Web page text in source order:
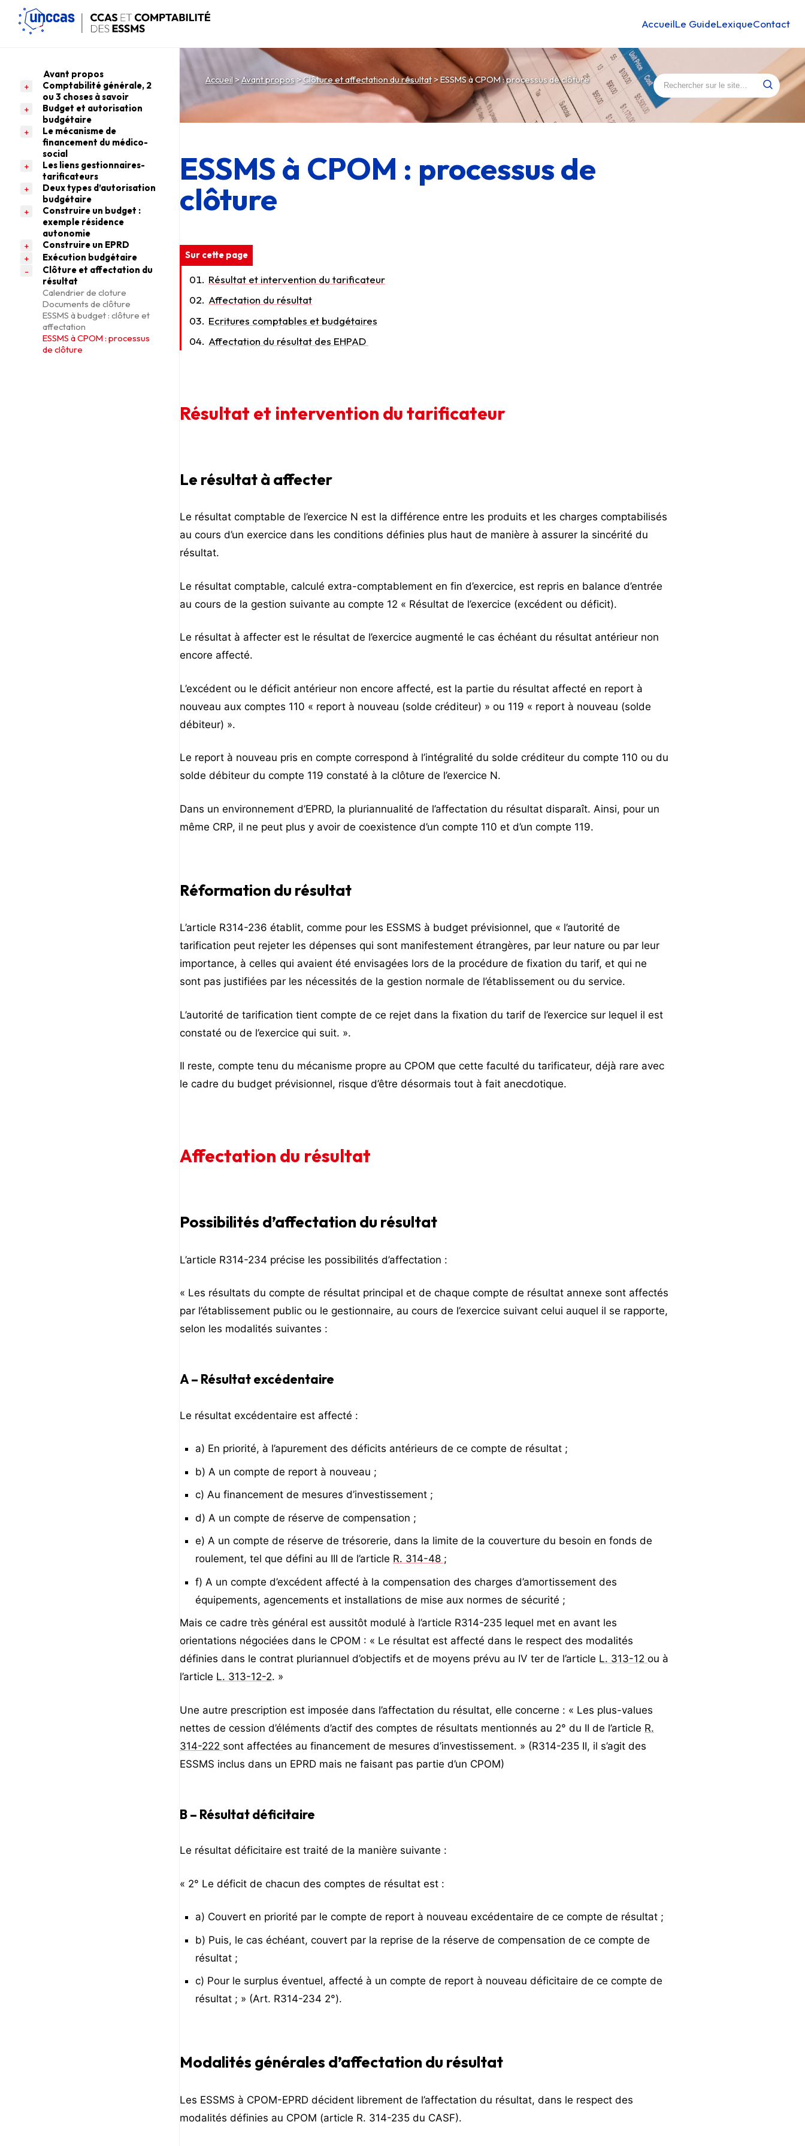
AccueilLe GuideLexiqueContact
Accueil>Avant propos>Clôture et affectation du résultat>ESSMS à CPOM : processus de clôture Rechercher :
ESSMS à CPOM : processus de
clôture
Sur cette page
Résultat et intervention du tarificateur
Affectation du résultat
Ecritures comptables et budgétaires
Affectation du résultat des EHPAD
Résultat et intervention du tarificateur
Le résultat à affecter
Le résultat comptable de l’exercice N est la différence entre les produits et les charges comptabilisés
au cours d’un exercice dans les conditions définies plus haut de manière à assurer la sincérité du
résultat.
Le résultat comptable, calculé extra-comptablement en fin d’exercice, est repris en balance d’entrée
au cours de la gestion suivante au compte 12 « Résultat de l’exercice (excédent ou déficit).
Le résultat à affecter est le résultat de l’exercice augmenté le cas échéant du résultat antérieur non
encore affecté.
L’excédent ou le déficit antérieur non encore affecté, est la partie du résultat affecté en report à
nouveau aux comptes 110 « report à nouveau (solde créditeur) » ou 119 « report à nouveau (solde
débiteur) ».
Le report à nouveau pris en compte correspond à l’intégralité du solde créditeur du compte 110 ou du
solde débiteur du compte 119 constaté à la clôture de l’exercice N.
Dans un environnement d’EPRD, la pluriannualité de l’affectation du résultat disparaît. Ainsi, pour un
même CRP, il ne peut plus y avoir de coexistence d’un compte 110 et d’un compte 119.
Réformation du résultat
L’article R314-236 établit, comme pour les ESSMS à budget prévisionnel, que « l’autorité de
tarification peut rejeter les dépenses qui sont manifestement étrangères, par leur nature ou par leur
importance, à celles qui avaient été envisagées lors de la procédure de fixation du tarif, et qui ne
sont pas justifiées par les nécessités de la gestion normale de l’établissement ou du service.
L’autorité de tarification tient compte de ce rejet dans la fixation du tarif de l’exercice sur lequel il est
constaté ou de l’exercice qui suit. ».
Il reste, compte tenu du mécanisme propre au CPOM que cette faculté du tarificateur, déjà rare avec
le cadre du budget prévisionnel, risque d’être désormais tout à fait anecdotique.
Affectation du résultat
Possibilités d’affectation du résultat
L’article R314-234 précise les possibilités d’affectation :
« Les résultats du compte de résultat principal et de chaque compte de résultat annexe sont affectés
par l’établissement public ou le gestionnaire, au cours de l’exercice suivant celui auquel il se rapporte,
selon les modalités suivantes :
A – Résultat excédentaire
Le résultat excédentaire est affecté :
a) En priorité, à l’apurement des déficits antérieurs de ce compte de résultat ;
b) A un compte de report à nouveau ;
c) Au financement de mesures d’investissement ;
d) A un compte de réserve de compensation ;
e) A un compte de réserve de trésorerie, dans la limite de la couverture du besoin en fonds de
roulement, tel que défini au III de l’article R. 314-48 ;
f) A un compte d’excédent affecté à la compensation des charges d’amortissement des
équipements, agencements et installations de mise aux normes de sécurité ;
Mais ce cadre très général est aussitôt modulé à l’article R314-235 lequel met en avant les
orientations négociées dans le CPOM : « Le résultat est affecté dans le respect des modalités
définies dans le contrat pluriannuel d’objectifs et de moyens prévu au IV ter de l’article L. 313-12 ou à
l’article L. 313-12-2. »
Une autre prescription est imposée dans l’affectation du résultat, elle concerne : « Les plus-values
nettes de cession d’éléments d’actif des comptes de résultats mentionnés au 2° du II de l’article R.
314-222 sont affectées au financement de mesures d’investissement. » (R314-235 II, il s’agit des
ESSMS inclus dans un EPRD mais ne faisant pas partie d’un CPOM)
B – Résultat déficitaire
Le résultat déficitaire est traité de la manière suivante :
« 2° Le déficit de chacun des comptes de résultat est :
a) Couvert en priorité par le compte de report à nouveau excédentaire de ce compte de résultat ;
b) Puis, le cas échéant, couvert par la reprise de la réserve de compensation de ce compte de
résultat ;
c) Pour le surplus éventuel, affecté à un compte de report à nouveau déficitaire de ce compte de
résultat ; » (Art. R314-234 2°).
Modalités générales d’affectation du résultat
Les ESSMS à CPOM-EPRD décident librement de l’affectation du résultat, dans le respect des
modalités définies au CPOM (article R. 314-235 du CASF).
Avant propos
Comptabilité générale, 2
ou 3 choses à savoir
Budget et autorisation
budgétaire
Le mécanisme de
financement du médico-
social
Les liens gestionnaires-
tarificateurs
Deux types d’autorisation
budgétaire
Construire un budget :
exemple résidence
autonomie
Construire un EPRD
Exécution budgétaire
Clôture et affectation du
résultat
Calendrier de cloture
Documents de clôture
ESSMS à budget : clôture et
affectation
ESSMS à CPOM : processus
de clôture